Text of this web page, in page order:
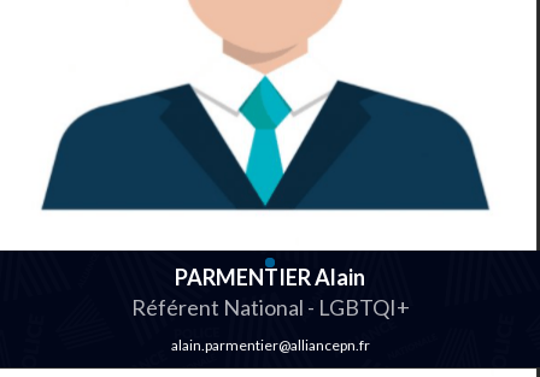
PARMENTIER Alain
Référent National - LGBTQI+
alain.parmentier@alliancepn.fr